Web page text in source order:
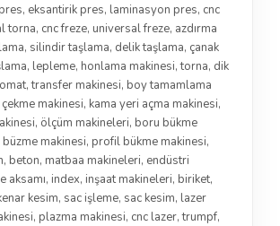
, eksantirik pres, laminasyon pres, cnc
torna, cnc freze, universal freze, azdırma
, silindir taşlama, delik taşlama, çanak
, lepleme, honlama makinesi,torna, dik
,transfer makinesi, boy tamamlama
makinesi, kama yeri açma makinesi,
, ölçüm makineleri, boru bükme
makinesi, profil bükme makinesi,
, beton, matbaa makineleri, endüstri
aksamı, index, inşaat makineleri, biriket,
kesim, sac işleme, sac kesim, lazer
, plazma makinesi, cnc lazer,trumpf,